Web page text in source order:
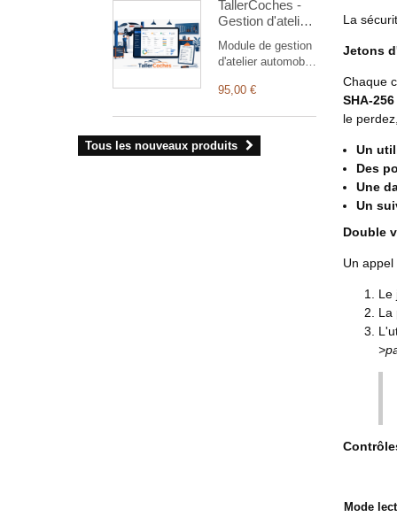
secours
automatique, file
asynchrone,
alertes et centre
tout hébergement.
TallerCoches -
Gestion d'atelier
automobile
Module de gestion
d'atelier automobile
Véhicules, ordres
programmés,
alertes contrôle
95,00 €
Tous les nouveaux produits
La
Jetons
Chaque
SHA-
le
Un
Des
Une
Un
Double
Un appel
Le
La
Mode